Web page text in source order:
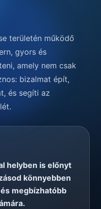
területén működő
gyors és
amely nem csak
bizalmat épít,
és segíti az
helyben is előnyt
könnyebben
megbízhatóbb